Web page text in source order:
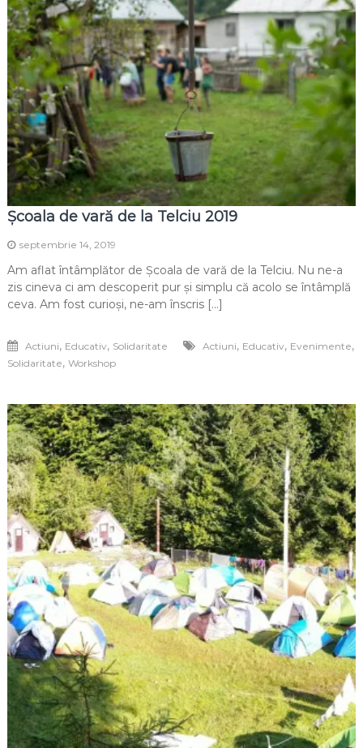
Școala de vară de la Telciu 2019
septembrie 14, 2019
Am aflat întâmplător de Școala de vară de la Telciu. Nu ne-a
zis cineva ci am descoperit pur și simplu că acolo se întâmplă
ceva. Am fost curioși, ne-am înscris […]
Actiuni, Educativ, Solidaritate Actiuni, Educativ, Evenimente,
Solidaritate, Workshop